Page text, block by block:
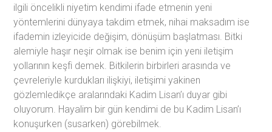
ilgili öncelikli niyetim kendimi ifade etmenin yeni
yöntemlerini dünyaya takdim etmek, nihai maksadım ise
ifademin izleyicide değişim, dönüşüm başlatması. Bitki
alemiyle haşır neşir olmak ise benim için yeni iletişim
yollarının keşfi demek. Bitkilerin birbirleri arasında ve
çevreleriyle kurdukları ilişkiyi, iletişimi yakinen
gözlemledikçe aralarındaki Kadim Lisan’ı duyar gibi
oluyorum. Hayalim bir gün kendimi de bu Kadim Lisan’ı
konuşurken (susarken) görebilmek.